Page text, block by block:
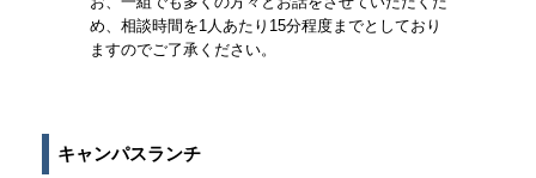
め、相談時間を1人あたり15分程度までとしており
ますのでご了承ください。
キャンパスランチ